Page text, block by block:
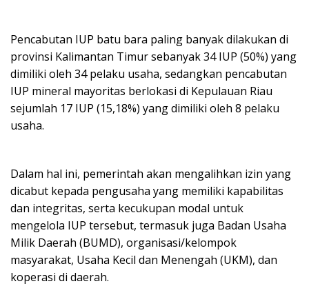
Pencabutan IUP batu bara paling banyak dilakukan di
provinsi Kalimantan Timur sebanyak 34 IUP (50%) yang
dimiliki oleh 34 pelaku usaha, sedangkan pencabutan
IUP mineral mayoritas berlokasi di Kepulauan Riau
sejumlah 17 IUP (15,18%) yang dimiliki oleh 8 pelaku
usaha.
Dalam hal ini, pemerintah akan mengalihkan izin yang
dicabut kepada pengusaha yang memiliki kapabilitas
dan integritas, serta kecukupan modal untuk
mengelola IUP tersebut, termasuk juga Badan Usaha
Milik Daerah (BUMD), organisasi/kelompok
masyarakat, Usaha Kecil dan Menengah (UKM), dan
koperasi di daerah.